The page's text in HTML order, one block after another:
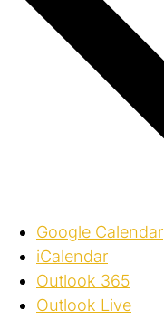
Google Calendar
iCalendar
Outlook 365
Outlook Live